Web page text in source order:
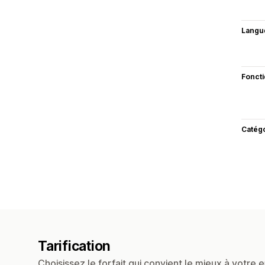
Tarification